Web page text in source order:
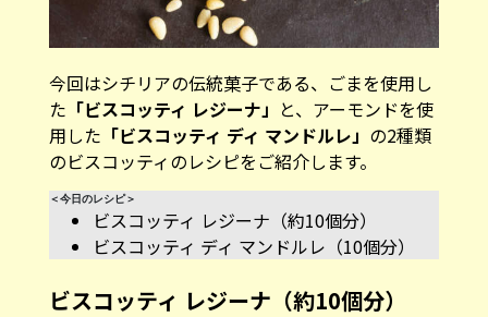
今回はシチリアの伝統菓子である、ごまを使用し
た 「ビスコッティ レジーナ」 と、アーモンドを使
用した 「ビスコッティ ディ マンドルレ」 の2種類
のビスコッティのレシピをご紹介します。
＜今日のレシピ＞
ビスコッティ レジーナ（約10個分）
ビスコッティ ディ マンドルレ（10個分）
ビスコッティ レジーナ（約10個分）